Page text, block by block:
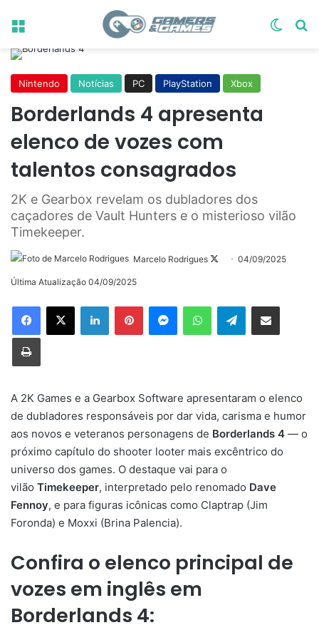
Menu
Nintendo Notícias PC PlayStation Xbox
Borderlands 4 apresenta
elenco de vozes com
talentos consagrados
2K e Gearbox revelam os dubladores dos
caçadores de Vault Hunters e o misterioso vilão
Timekeeper.
Marcelo Rodrigues
Follow04/09/2025
Última Atualização 04/09/2025
LinkedinPinterestMessengerWhatsAppTelegramCompartilhar via e-mail
Imprimir
A 2K Games e a Gearbox Software apresentaram o elenco
de dubladores responsáveis por dar vida, carisma e humor
aos novos e veteranos personagens de Borderlands 4 — o
próximo capítulo do shooter looter mais excêntrico do
universo dos games. O destaque vai para o
vilão Timekeeper, interpretado pelo renomado Dave
Fennoy, e para figuras icônicas como Claptrap (Jim
Foronda) e Moxxi (Brina Palencia).
Confira o elenco principal de
vozes em inglês em
Borderlands 4: